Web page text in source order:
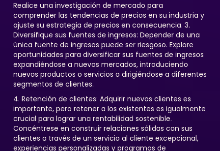
Realice una investigación de mercado para
comprender las tendencias de precios en su industria y
ajuste su estrategia de precios en consecuencia. 3.
Diversifique sus fuentes de ingresos: Depender de una
única fuente de ingresos puede ser riesgoso. Explore
oportunidades para diversificar sus fuentes de ingresos
expandiéndose a nuevos mercados, introduciendo
nuevos productos o servicios o dirigiéndose a diferentes
segmentos de clientes.
4. Retención de clientes: Adquirir nuevos clientes es
importante, pero retener a los existentes es igualmente
crucial para lograr una rentabilidad sostenible.
Concéntrese en construir relaciones sólidas con sus
clientes a través de un servicio al cliente excepcional,
experiencias personalizadas y programas de